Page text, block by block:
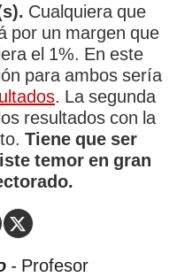
Cualquiera que
por un margen que
el 1%. En este
para ambos sería
. La segunda
resultados con la
Tiene que ser
temor en gran
- Profesor